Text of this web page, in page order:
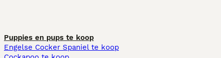
Puppies en pups te koop
Engelse Cocker Spaniel te koop